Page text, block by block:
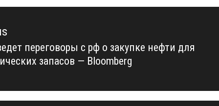
переговоры с рф о закупке нефти для
запасов — Bloomberg